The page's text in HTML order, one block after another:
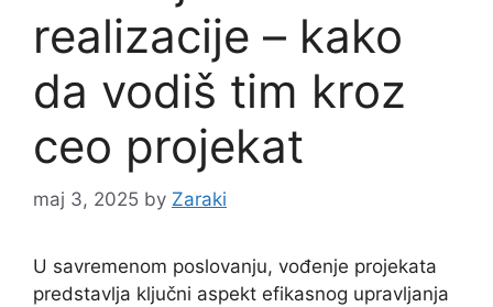
realizacije – kako
da vodiš tim kroz
ceo projekat
maj 3, 2025 by Zaraki
U savremenom poslovanju, vođenje projekata
predstavlja ključni aspekt efikasnog upravljanja